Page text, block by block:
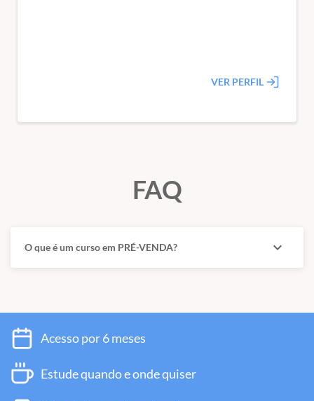
VER PERFIL
FAQ
O que é um curso em PRÉ-VENDA? expand_more
Acesso por 6 meses
Estude quando e onde quiser